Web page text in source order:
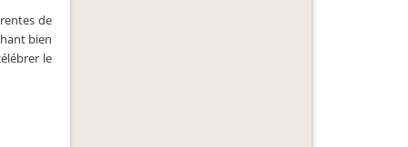
de
bien
le